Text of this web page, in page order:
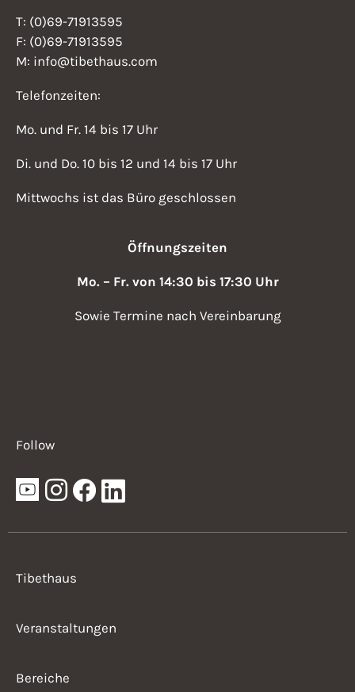
T: (0)69-71913595
F: (0)69-71913595
M: info@tibethaus.com
Telefonzeiten:
Mo. und Fr. 14 bis 17 Uhr
Di. und Do. 10 bis 12 und 14 bis 17 Uhr
Mittwochs ist das Büro geschlossen
Öffnungszeiten
Mo. – Fr. von 14:30 bis 17:30 Uhr
Sowie Termine nach Vereinbarung
Follow
Tibethaus
Veranstaltungen
Bereiche